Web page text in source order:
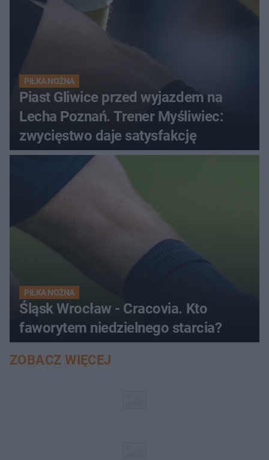
PIŁKA NOŻNA
Piast Gliwice przed wyjazdem na
Lecha Poznań. Trener Myśliwiec:
zwycięstwo daje satysfakcję
PIŁKA NOŻNA
Śląsk Wrocław - Cracovia. Kto
faworytem niedzielnego starcia?
ZOBACZ WIĘCEJ